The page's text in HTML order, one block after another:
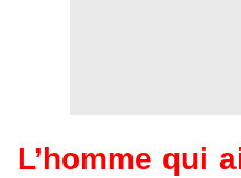
L’homme qui